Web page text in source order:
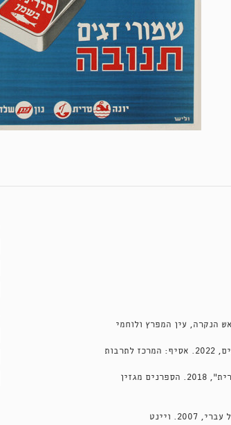
הנקרה, עין המפרץ ולוחמי
צוות אסיף, האישה הטובה: התעלומה מאחורי ספרי הבישול הישנים, 2022. אסיף: המרכז לתרבות
מלול חן, אני מבשלת: ספר הבישול "לאישה העברית במדינה העברית", 2018. הספרנים מגזין